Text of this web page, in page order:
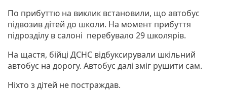
По прибуттю на виклик встановили, що автобус
підвозив дітей до школи. На момент прибуття
підрозділу в салоні перебувало 29 школярів.
На щастя, бійці ДСНС відбуксирували шкільний
автобус на дорогу. Автобус далі зміг рушити сам.
Ніхто з дітей не постраждав.